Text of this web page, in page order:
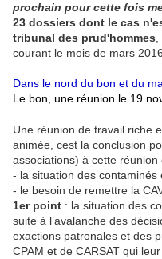
prochain pour cette fois
23 dossiers dont le cas
tribunal des prud'hommes
courant le mois de mars 2016.
Dans le nord du bon et du
Le bon, une réunion le 19
Une réunion de travail riche
animée, cest la conclusion
associations) à cette
- la situation des contaminés
- le besoin de remettre la
1er point : la situation des
suite à l’avalanche des
exactions patronales et des
CPAM et de CARSAT qui